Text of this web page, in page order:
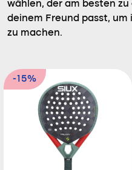
wählen, der am besten zu
deinem Freund passt, um
zu machen.
-15%